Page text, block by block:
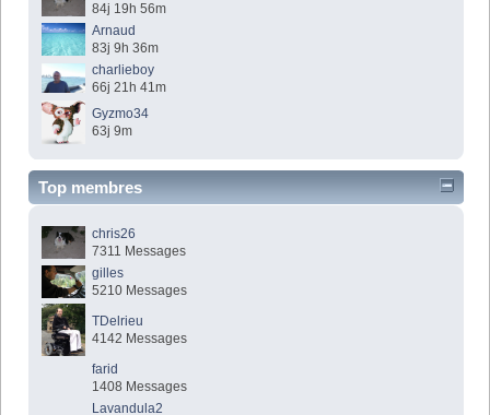
84j 19h 56m
Arnaud
83j 9h 36m
charlieboy
66j 21h 41m
Gyzmo34
63j 9m
Top membres
chris26
7311 Messages
gilles
5210 Messages
TDelrieu
4142 Messages
farid
1408 Messages
Lavandula2